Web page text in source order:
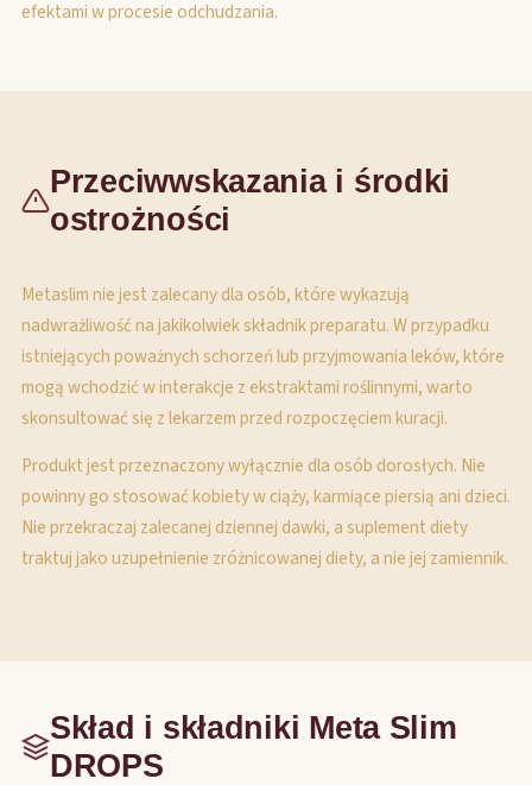
efektami w procesie odchudzania.
Przeciwwskazania i środki
ostrożności
Metaslim nie jest zalecany dla osób, które wykazują
nadwrażliwość na jakikolwiek składnik preparatu. W przypadku
istniejących poważnych schorzeń lub przyjmowania leków, które
mogą wchodzić w interakcje z ekstraktami roślinnymi, warto
skonsultować się z lekarzem przed rozpoczęciem kuracji.
Produkt jest przeznaczony wyłącznie dla osób dorosłych. Nie
powinny go stosować kobiety w ciąży, karmiące piersią ani dzieci.
Nie przekraczaj zalecanej dziennej dawki, a suplement diety
traktuj jako uzupełnienie zróżnicowanej diety, a nie jej zamiennik.
Skład i składniki Meta Slim
DROPS